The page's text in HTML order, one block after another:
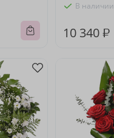
В наличии
10 340 ₽